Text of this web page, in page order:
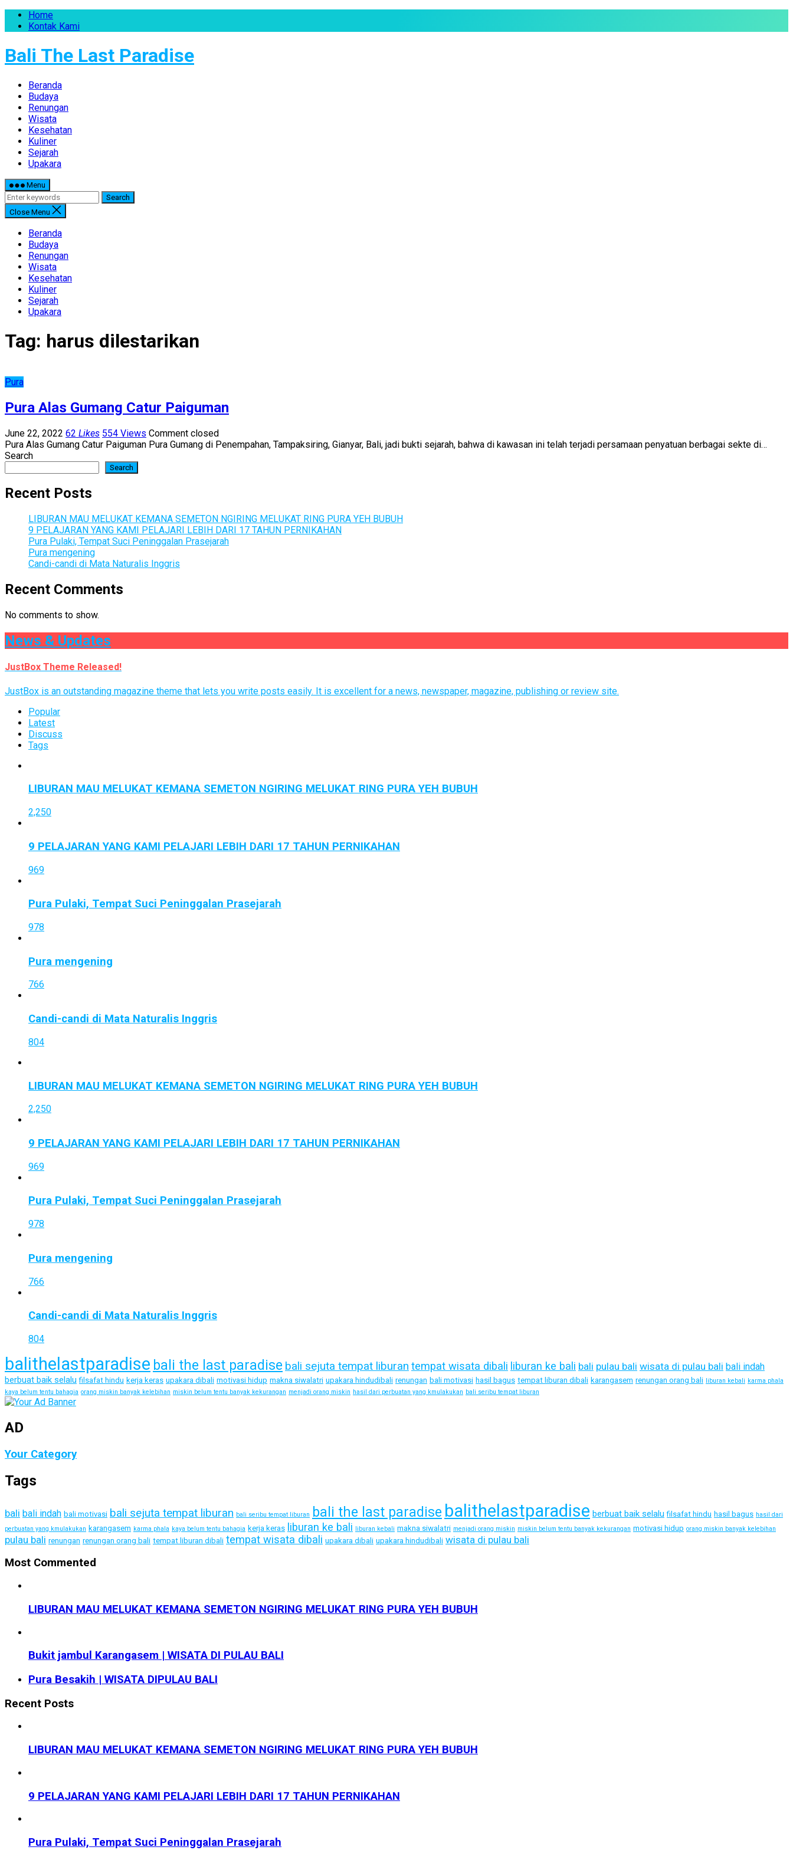
Home
Kontak Kami
Bali The Last Paradise
Beranda
Budaya
Renungan
Wisata
Kesehatan
Kuliner
Sejarah
Upakara
Menu
Search
Close Menu
Beranda
Budaya
Renungan
Wisata
Kesehatan
Kuliner
Sejarah
Upakara
Tag: harus dilestarikan
Pura
Pura Alas Gumang Catur Paiguman
June 22, 2022 62 Likes 554 Views Comment closed
Pura Alas Gumang Catur Paiguman Pura Gumang di Penempahan, Tampaksiring, Gianyar, Bali, jadi bukti sejarah, bahwa di kawasan ini telah terjadi persamaan penyatuan berbagai sekte di…
Search
Search
Recent Posts
LIBURAN MAU MELUKAT KEMANA SEMETON NGIRING MELUKAT RING PURA YEH BUBUH
9 PELAJARAN YANG KAMI PELAJARI LEBIH DARI 17 TAHUN PERNIKAHAN
Pura Pulaki, Tempat Suci Peninggalan Prasejarah
Pura mengening
Candi-candi di Mata Naturalis Inggris
Recent Comments
No comments to show.
News & Updates
JustBox Theme Released!
JustBox is an outstanding magazine theme that lets you write posts easily. It is excellent for a news, newspaper, magazine, publishing or review site.
Popular
Latest
Discuss
Tags
LIBURAN MAU MELUKAT KEMANA SEMETON NGIRING MELUKAT RING PURA YEH BUBUH
2,250
9 PELAJARAN YANG KAMI PELAJARI LEBIH DARI 17 TAHUN PERNIKAHAN
969
Pura Pulaki, Tempat Suci Peninggalan Prasejarah
978
Pura mengening
766
Candi-candi di Mata Naturalis Inggris
804
LIBURAN MAU MELUKAT KEMANA SEMETON NGIRING MELUKAT RING PURA YEH BUBUH
2,250
9 PELAJARAN YANG KAMI PELAJARI LEBIH DARI 17 TAHUN PERNIKAHAN
969
Pura Pulaki, Tempat Suci Peninggalan Prasejarah
978
Pura mengening
766
Candi-candi di Mata Naturalis Inggris
804
balithelastparadise bali the last paradise bali sejuta tempat liburan tempat wisata dibali liburan ke bali bali pulau bali wisata di pulau bali bali indah
berbuat baik selalu filsafat hindu kerja keras upakara dibali motivasi hidup makna siwalatri upakara hindudibali renungan bali motivasi hasil bagus tempat liburan dibali karangasem renungan orang bali liburan kebali karma phala
kaya belum tentu bahagia orang miskin banyak kelebihan miskin belum tentu banyak kekurangan menjadi orang miskin hasil dari perbuatan yang kmulakukan bali seribu tempat liburan
AD
Your Category
Tags
bali bali indah bali motivasi bali sejuta tempat liburan bali seribu tempat liburan bali the last paradise balithelastparadise berbuat baik selalu filsafat hindu hasil bagus hasil dari
perbuatan yang kmulakukan karangasem karma phala kaya belum tentu bahagia kerja keras liburan ke bali liburan kebali makna siwalatri menjadi orang miskin miskin belum tentu banyak kekurangan motivasi hidup orang miskin banyak kelebihan
pulau bali renungan renungan orang bali tempat liburan dibali tempat wisata dibali upakara dibali upakara hindudibali wisata di pulau bali
Most Commented
LIBURAN MAU MELUKAT KEMANA SEMETON NGIRING MELUKAT RING PURA YEH BUBUH
Bukit jambul Karangasem | WISATA DI PULAU BALI
Pura Besakih | WISATA DIPULAU BALI
Recent Posts
LIBURAN MAU MELUKAT KEMANA SEMETON NGIRING MELUKAT RING PURA YEH BUBUH
9 PELAJARAN YANG KAMI PELAJARI LEBIH DARI 17 TAHUN PERNIKAHAN
Pura Pulaki, Tempat Suci Peninggalan Prasejarah